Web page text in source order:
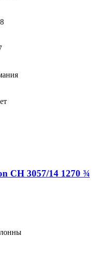
CH 3057/14 1270 ¾